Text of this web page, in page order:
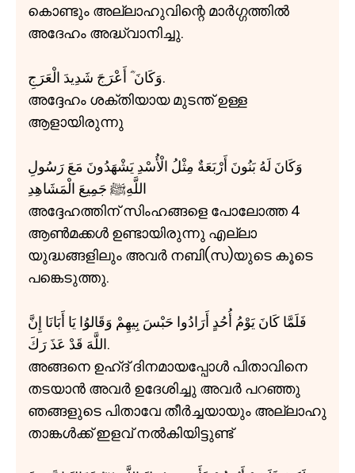
കൊണ്ടും അല്ലാഹുവിന്റെ മാർഗ്ഗത്തിൽ
അദേഹം അദ്ധ്വാനിച്ചു.
وَكَانَ ؓ أَعْرَجَ شَدِيدَ الْعَرَجِ.
അദ്ദേഹം ശക്തിയായ മുടന്ത് ഉള്ള
ആളായിരുന്നു
وَكَانَ لَهُ بَنُونَ أَرْبَعَةٌ مِثْلُ الْأُسْدِ يَشْهَدُونَ مَعَ رَسُولِ
اللَّهِﷺ جَمِيعَ الْمَشَاهِدِ
അദ്ദേഹത്തിന് സിംഹങ്ങളെ പോലോത്ത 4
ആൺമക്കൾ ഉണ്ടായിരുന്നു എല്ലാ
യുദ്ധങ്ങളിലും അവർ നബി(സ)യുടെ കൂടെ
പങ്കെടുത്തു.
فَلَمَّا كَانَ يَوْمُ أُحُدٍ أَرَادُوا حَبْسَ بِيهِمْ وَقَالوُا يَا أَبَانَا إِنَّ
اللَّهَ قَدْ عَذَ رَكَ.
അങ്ങനെ ഉഹ്ദ് ദിനമായപ്പോൾ പിതാവിനെ
തടയാൻ അവർ ഉദേശിച്ചു അവർ പറഞ്ഞു
ഞങ്ങളുടെ പിതാവേ തീർച്ചയായും അല്ലാഹു
താങ്കൾക്ക് ഇളവ് നൽകിയിട്ടുണ്ട്